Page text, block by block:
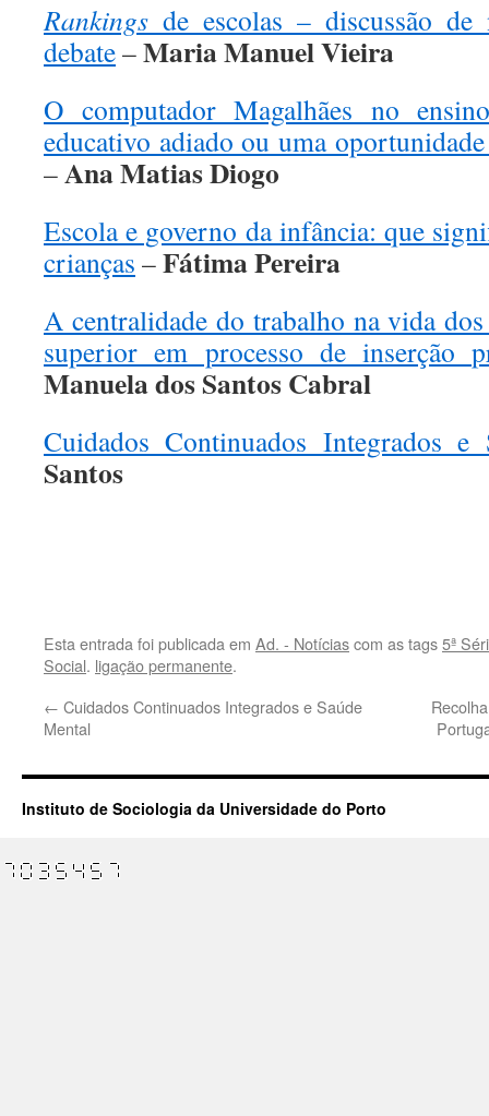
Rankings de escolas – discussão
debate–Maria Manuel Vieira
O computador Magalhães no
educativo adiado ou uma
–Ana Matias Diogo
Escola e governo da infância: que
crianças –Fátima Pereira
A centralidade do trabalho na vida
superior em processo de inserção
Manuela dos Santos Cabral
Cuidados Continuados Integrados e
Santos
Esta entrada foi publicada em Ad. - Notíciascom as tags5ª
Social. ligação permanente.
← Cuidados Continuados Integrados e Saúde
Mental
Instituto de Sociologia da Universidade do Porto